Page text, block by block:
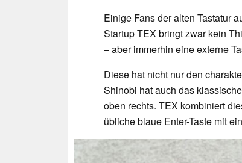
Einige Fans der alten Tastatur
Startup TEX bringt zwar kein
– aber immerhin eine externe
Diese hat nicht nur den
Shinobi hat auch das
oben rechts. TEX kombiniert
übliche blaue Enter-Taste mit